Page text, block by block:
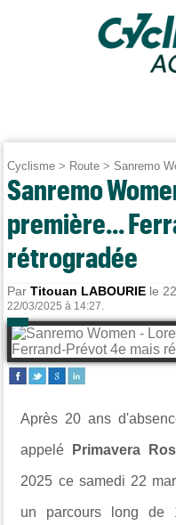
Cyclisme > Route > Sanremo
Sanremo
première...
rétrogradée
ParTitouan LABOURIE le
22/03/2025 à 14:27.
Après 20 ans
appelé Primavera
2025 ce samedi 22
un parcours long de